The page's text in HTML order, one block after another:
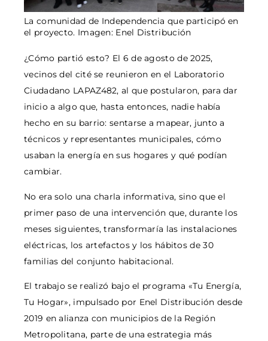
La comunidad de Independencia que participó en
el proyecto. Imagen: Enel Distribución
¿Cómo partió esto? El 6 de agosto de 2025,
vecinos del cité se reunieron en el Laboratorio
Ciudadano LAPAZ482, al que postularon, para dar
inicio a algo que, hasta entonces, nadie había
hecho en su barrio: sentarse a mapear, junto a
técnicos y representantes municipales, cómo
usaban la energía en sus hogares y qué podían
cambiar.
No era solo una charla informativa, sino que el
primer paso de una intervención que, durante los
meses siguientes, transformaría las instalaciones
eléctricas, los artefactos y los hábitos de 30
familias del conjunto habitacional.
El trabajo se realizó bajo el programa «Tu Energía,
Tu Hogar», impulsado por Enel Distribución desde
2019 en alianza con municipios de la Región
Metropolitana, parte de una estrategia más